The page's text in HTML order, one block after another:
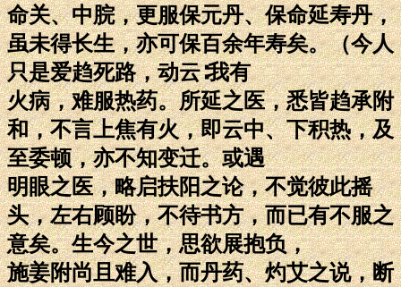
命关、中脘，更服保元丹、保命延寿丹，
虽未得长生，亦可保百余年寿矣。（今人
只是爱趋死路，动云∶我有
火病，难服热药。所延之医，悉皆趋承附
和，不言上焦有火，即云中、下积热，及
至委顿，亦不知变迁。或遇
明眼之医，略启扶阳之论，不觉彼此摇
头，左右顾盼，不待书方，而已有不服之
意矣。生今之世，思欲展抱负，
施姜附尚且难入，而丹药、灼艾之说，断